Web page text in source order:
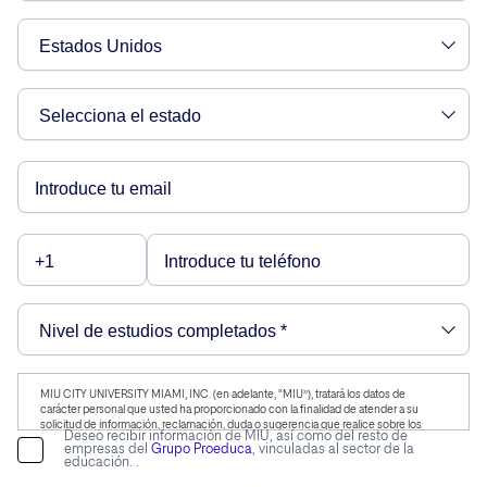
MIU CITY UNIVERSITY MIAMI, INC. (en adelante, “MIU”), tratará los datos de
carácter personal que usted ha proporcionado con la finalidad de atender a su
solicitud de información, reclamación, duda o sugerencia que realice sobre los
productos y/o servicios ofrecidos a MIU, incluido por vía telefónica, así como para
mantenerle informado de nuestra actividad.A su vez, le informamos que vamos a
Deseo recibir información de MIU, así como del resto de
empresas del Grupo Proeduca, vinculadas al sector de la
educación. .